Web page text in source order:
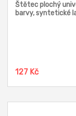
Štětec plochý
barvy, syntetické
127 Kč